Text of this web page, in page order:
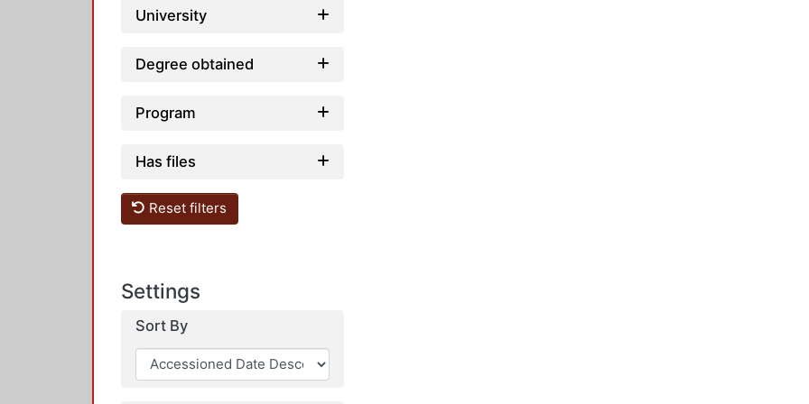
University
Degree obtained
Program
Has files
Reset filters
Settings
Sort By